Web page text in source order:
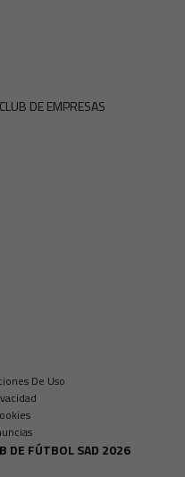
CLUB DE EMPRESAS
De Uso
DE FÚTBOL SAD 2026